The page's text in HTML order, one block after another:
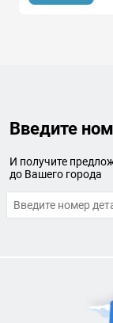
Введите
И получите
до Вашего города